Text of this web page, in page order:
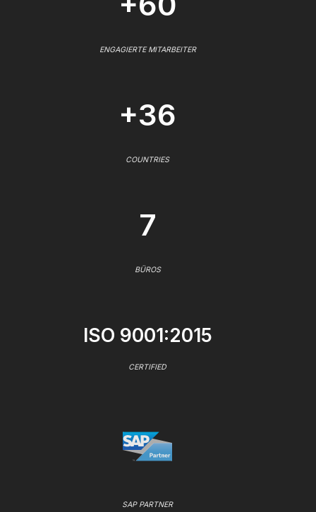
ENGAGIERTE MITARBEITER
+36
COUNTRIES
7
BÜROS
ISO 9001:2015
CERTIFIED
SAP PARTNER